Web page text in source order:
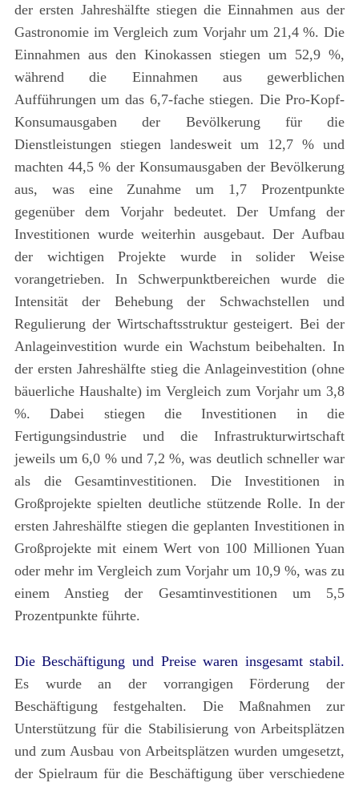
der ersten Jahreshälfte stiegen die Einnahmen aus der
Gastronomie im Vergleich zum Vorjahr um 21,4 %. Die
Einnahmen aus den Kinokassen stiegen um 52,9 %,
während die Einnahmen aus gewerblichen
Aufführungen um das 6,7-fache stiegen. Die Pro-Kopf-
Konsumausgaben der Bevölkerung für die
Dienstleistungen stiegen landesweit um 12,7 % und
machten 44,5 % der Konsumausgaben der Bevölkerung
aus, was eine Zunahme um 1,7 Prozentpunkte
gegenüber dem Vorjahr bedeutet. Der Umfang der
Investitionen wurde weiterhin ausgebaut. Der Aufbau
der wichtigen Projekte wurde in solider Weise
vorangetrieben. In Schwerpunktbereichen wurde die
Intensität der Behebung der Schwachstellen und
Regulierung der Wirtschaftsstruktur gesteigert. Bei der
Anlageinvestition wurde ein Wachstum beibehalten. In
der ersten Jahreshälfte stieg die Anlageinvestition (ohne
bäuerliche Haushalte) im Vergleich zum Vorjahr um 3,8
%. Dabei stiegen die Investitionen in die
Fertigungsindustrie und die Infrastrukturwirtschaft
jeweils um 6,0 % und 7,2 %, was deutlich schneller war
als die Gesamtinvestitionen. Die Investitionen in
Großprojekte spielten deutliche stützende Rolle. In der
ersten Jahreshälfte stiegen die geplanten Investitionen in
Großprojekte mit einem Wert von 100 Millionen Yuan
oder mehr im Vergleich zum Vorjahr um 10,9 %, was zu
einem Anstieg der Gesamtinvestitionen um 5,5
Prozentpunkte führte.
Die Beschäftigung und Preise waren insgesamt stabil.
Es wurde an der vorrangigen Förderung der
Beschäftigung festgehalten. Die Maßnahmen zur
Unterstützung für die Stabilisierung von Arbeitsplätzen
und zum Ausbau von Arbeitsplätzen wurden umgesetzt,
der Spielraum für die Beschäftigung über verschiedene